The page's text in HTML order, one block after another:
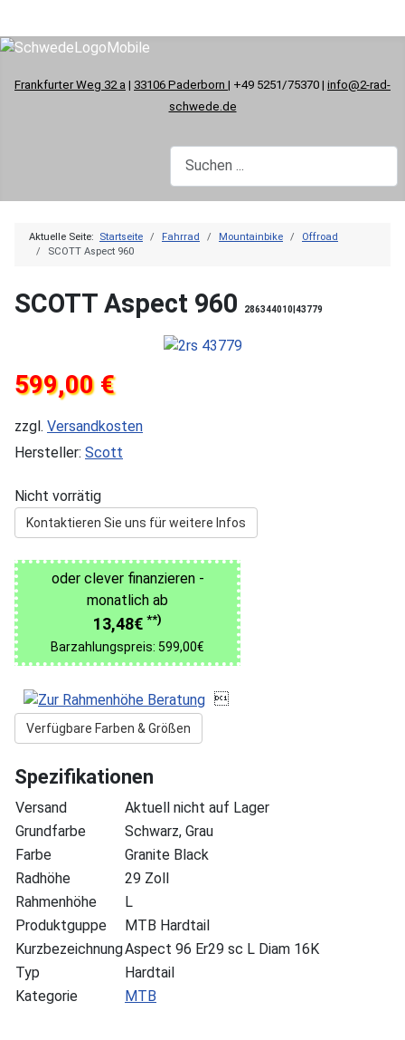
Frankfurter Weg 32 a | 33106 Paderborn | +49 5251/75370 | info@2-rad-
schwede.de
Aktuelle Seite: Startseite Fahrrad Mountainbike
Offroad
SCOTT Aspect 960
SCOTT Aspect 960 286344010|43779
599,00 €
zzgl. Versandkosten
Hersteller: Scott
Nicht vorrätig
Kontaktieren Sie uns für weitere Infos
oder clever finanzieren -
monatlich ab
13,48€ **)
Barzahlungspreis: 599,00€

Verfügbare Farben & Größen
Spezifikationen
Versand
Aktuell nicht auf Lager
Grundfarbe
Schwarz, Grau
Farbe
Granite Black
Radhöhe
29 Zoll
Rahmenhöhe
L
Produktguppe
MTB Hardtail
KurzbezeichnungAspect 96 Er29 sc L Diam 16K
Typ
Hardtail
Kategorie
MTB